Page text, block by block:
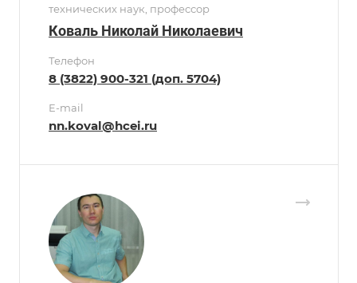
технических наук, профессор
Коваль Николай Николаевич
Телефон
8 (3822) 900-321 (доп. 5704)
E-mail
nn.koval@hcei.ru